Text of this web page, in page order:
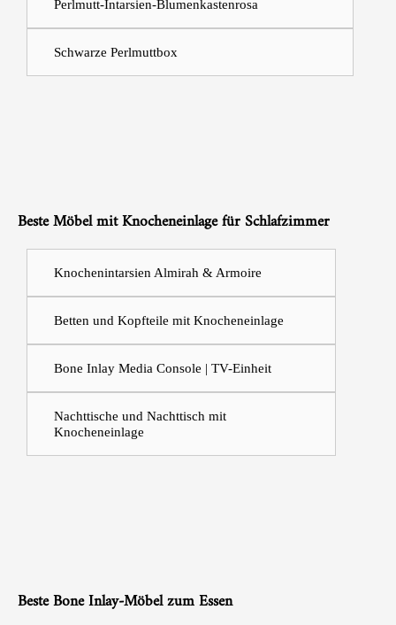
Perlmutt-Intarsien-Blumenkastenrosa
Schwarze Perlmuttbox
Beste Möbel mit Knocheneinlage für Schlafzimmer
Knochenintarsien Almirah & Armoire
Betten und Kopfteile mit Knocheneinlage
Bone Inlay Media Console | TV-Einheit
Nachttische und Nachttisch mit
Knocheneinlage
Beste Bone Inlay-Möbel zum Essen